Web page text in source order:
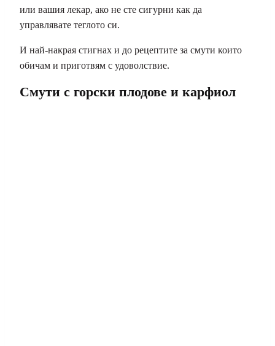
или вашия лекар, ако не сте сигурни как да
управлявате теглото си.
И най-накрая стигнах и до рецептите за смути които
обичам и приготвям с удоволствие.
Смути с горски плодове и карфиол